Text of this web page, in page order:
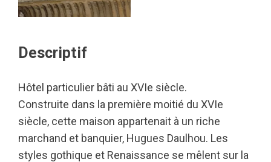
Descriptif
Hôtel particulier bâti au XVIe siècle.
Construite dans la première moitié du XVIe
siècle, cette maison appartenait à un riche
marchand et banquier, Hugues Daulhou. Les
styles gothique et Renaissance se mêlent sur la